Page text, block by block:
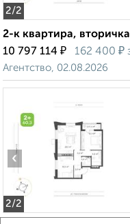
2/2
2-к квартира,
10 797 114 ₽ 162 400 ₽
Агентство, 02.08.2026
2/2
‹